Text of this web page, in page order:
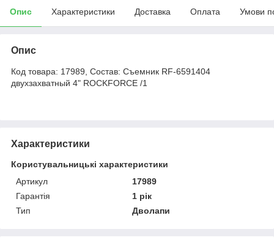
Опис Характеристики Доставка Оплата Умови
Опис
Код товара: 17989, Состав: Съемник RF-6591404
двухзахватный 4" ROCKFORCE /1
Характеристики
Користувальницькі характеристики
Артикул
17989
Гарантія
1 рік
Тип
Дволапи